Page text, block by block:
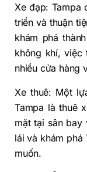
Xe đạp: Tampa
triển và thuận
khám phá
không khí, việc
nhiều cửa hàng
Xe thuê: Một
Tampa là thuê
mặt tại sân bay
lái và khám phá
muốn.